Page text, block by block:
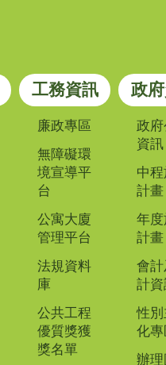
工務資訊
廉政專區
無障礙環
境宣導平
台
公寓大廈
管理平台
法規資料
庫
公共工程
優質獎獲
獎名單
政
政府
資訊
中
計畫
年
計畫
會
計
性
化專
辦